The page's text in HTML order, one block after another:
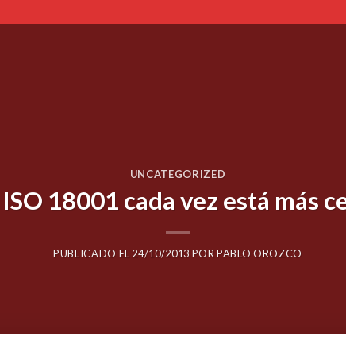
UNCATEGORIZED
ISO 18001 cada vez está más
PUBLICADO EL 24/10/2013 PORPABLO OROZCO